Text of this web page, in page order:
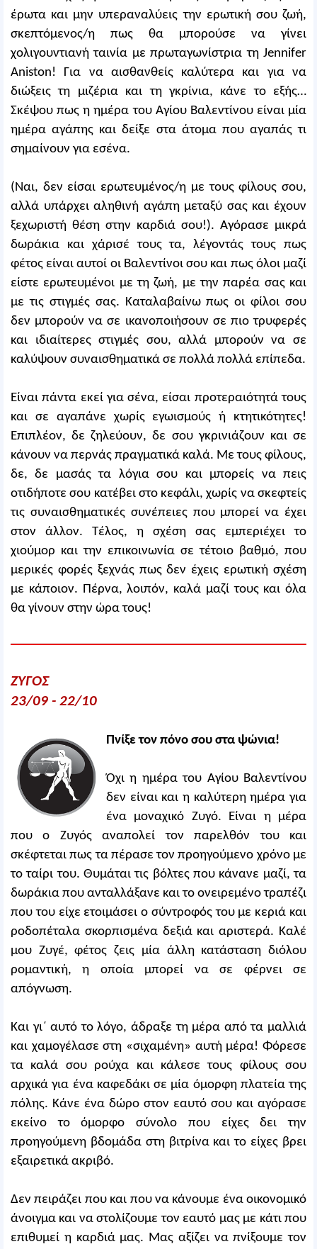
έρωτα και μην υπεραναλύεις την ερωτική σου ζωή,
σκεπτόμενος/η πως θα μπορούσε να γίνει
χολιγουντιανή ταινία με πρωταγωνίστρια τη Jennifer
Aniston! Για να αισθανθείς καλύτερα και για να
διώξεις τη μιζέρια και τη γκρίνια, κάνε το εξής…
Σκέψου πως η ημέρα του Αγίου Βαλεντίνου είναι μία
ημέρα αγάπης και δείξε στα άτομα που αγαπάς τι
σημαίνουν για εσένα.
(Ναι, δεν είσαι ερωτευμένος/η με τους φίλους σου,
αλλά υπάρχει αληθινή αγάπη μεταξύ σας και έχουν
ξεχωριστή θέση στην καρδιά σου!). Αγόρασε μικρά
δωράκια και χάρισέ τους τα, λέγοντάς τους πως
φέτος είναι αυτοί οι Βαλεντίνοι σου και πως όλοι μαζί
είστε ερωτευμένοι με τη ζωή, με την παρέα σας και
με τις στιγμές σας. Καταλαβαίνω πως οι φίλοι σου
δεν μπορούν να σε ικανοποιήσουν σε πιο τρυφερές
και ιδιαίτερες στιγμές σου, αλλά μπορούν να σε
καλύψουν συναισθηματικά σε πολλά πολλά επίπεδα.
Είναι πάντα εκεί για σένα, είσαι προτεραιότητά τους
και σε αγαπάνε χωρίς εγωισμούς ή κτητικότητες!
Επιπλέον, δε ζηλεύουν, δε σου γκρινιάζουν και σε
κάνουν να περνάς πραγματικά καλά. Με τους φίλους,
δε, δε μασάς τα λόγια σου και μπορείς να πεις
οτιδήποτε σου κατέβει στο κεφάλι, χωρίς να σκεφτείς
τις συναισθηματικές συνέπειες που μπορεί να έχει
στον άλλον. Τέλος, η σχέση σας εμπεριέχει το
χιούμορ και την επικοινωνία σε τέτοιο βαθμό, που
μερικές φορές ξεχνάς πως δεν έχεις ερωτική σχέση
με κάποιον. Πέρνα, λοιπόν, καλά μαζί τους και όλα
θα γίνουν στην ώρα τους!
ΖΥΓΟΣ
23/09 - 22/10
Πνίξε τον πόνο σου στα ψώνια!
Όχι η ημέρα του Αγίου Βαλεντίνου
δεν είναι και η καλύτερη ημέρα για
ένα μοναχικό Ζυγό. Είναι η μέρα
που ο Ζυγός αναπολεί τον παρελθόν του και
σκέφτεται πως τα πέρασε τον προηγούμενο χρόνο με
το ταίρι του. Θυμάται τις βόλτες που κάνανε μαζί, τα
δωράκια που ανταλλάξανε και το ονειρεμένο τραπέζι
που του είχε ετοιμάσει ο σύντροφός του με κεριά και
ροδοπέταλα σκορπισμένα δεξιά και αριστερά. Καλέ
μου Ζυγέ, φέτος ζεις μία άλλη κατάσταση διόλου
ρομαντική, η οποία μπορεί να σε φέρνει σε
απόγνωση.
Και γι΄ αυτό το λόγο, άδραξε τη μέρα από τα μαλλιά
και χαμογέλασε στη «σιχαμένη» αυτή μέρα! Φόρεσε
τα καλά σου ρούχα και κάλεσε τους φίλους σου
αρχικά για ένα καφεδάκι σε μία όμορφη πλατεία της
πόλης. Κάνε ένα δώρο στον εαυτό σου και αγόρασε
εκείνο το όμορφο σύνολο που είχες δει την
προηγούμενη βδομάδα στη βιτρίνα και το είχες βρει
εξαιρετικά ακριβό.
Δεν πειράζει που και που να κάνουμε ένα οικονομικό
άνοιγμα και να στολίζουμε τον εαυτό μας με κάτι που
επιθυμεί η καρδιά μας. Μας αξίζει να πνίξουμε τον